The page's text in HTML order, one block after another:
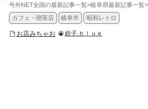
号外NET全国の最新記事一覧>岐阜県最新記事一覧>
カフェ・喫茶店
岐阜市 昭和レトロ
お店みちゃお 鈴子.ｂｌｕｅ